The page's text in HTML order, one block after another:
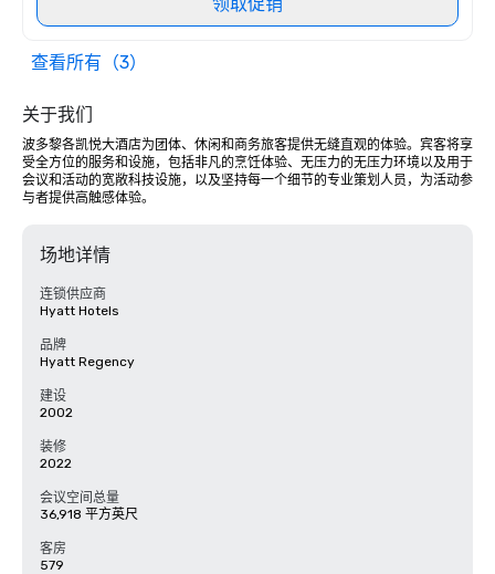
查看所有（3）
关于我们
波多黎各凯悦大酒店为团体、休闲和商务旅客提供无缝直观的体验。宾客将享
受全方位的服务和设施，包括非凡的烹饪体验、无压力的无压力环境以及用于
会议和活动的宽敞科技设施，以及坚持每一个细节的专业策划人员，为活动参
与者提供高触感体验。
场地详情
连锁供应商
Hyatt Hotels
品牌
Hyatt Regency
建设
2002
装修
2022
会议空间总量
36,918 平方英尺
客房
579